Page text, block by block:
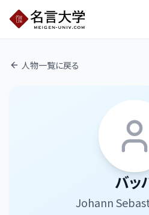
人物一覧に戻る
バッ
Johann